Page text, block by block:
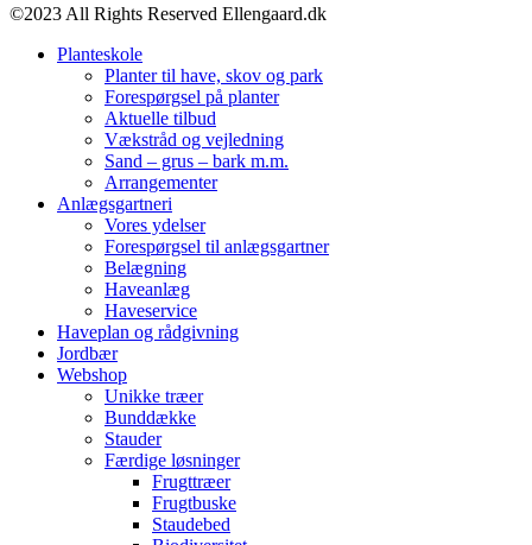
©2023 All Rights Reserved Ellengaard.dk
Planteskole
Planter til have, skov og park
Forespørgsel på planter
Aktuelle tilbud
Vækstråd og vejledning
Sand – grus – bark m.m.
Arrangementer
Anlægsgartneri
Vores ydelser
Forespørgsel til anlægsgartner
Belægning
Haveanlæg
Haveservice
Haveplan og rådgivning
Jordbær
Webshop
Unikke træer
Bunddække
Stauder
Færdige løsninger
Frugttræer
Frugtbuske
Staudebed